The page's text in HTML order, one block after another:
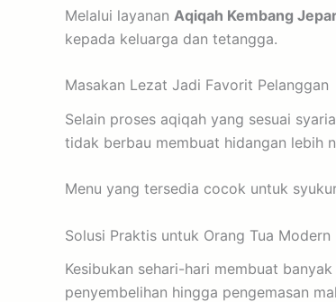
Melalui layanan Aqiqah Kembang
kepada keluarga dan tetangga.
Masakan Lezat Jadi Favorit Pelanggan
Selain proses aqiqah yang sesuai
tidak berbau membuat hidangan lebih
Menu yang tersedia cocok untuk
Solusi Praktis untuk Orang Tua Modern
Kesibukan sehari-hari membuat
penyembelihan hingga pengemasan